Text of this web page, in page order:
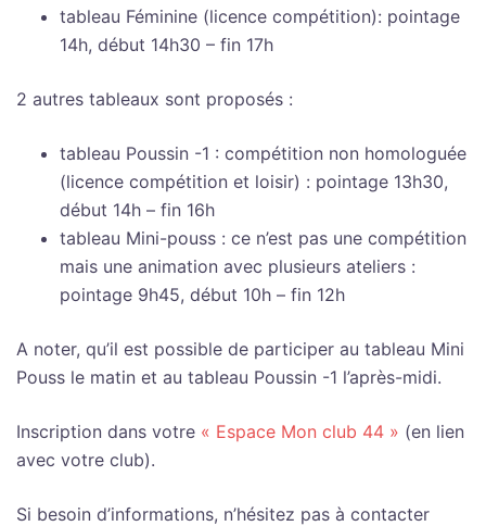
tableau Féminine (licence compétition): pointage
14h, début 14h30 – fin 17h
2 autres tableaux sont proposés :
tableau Poussin -1 : compétition non homologuée
(licence compétition et loisir) : pointage 13h30,
début 14h – fin 16h
tableau Mini-pouss : ce n’est pas une compétition
mais une animation avec plusieurs ateliers :
pointage 9h45, début 10h – fin 12h
A noter, qu’il est possible de participer au tableau Mini
Pouss le matin et au tableau Poussin -1 l’après-midi.
Inscription dans votre « Espace Mon club 44 » (en lien
avec votre club).
Si besoin d’informations, n’hésitez pas à contacter